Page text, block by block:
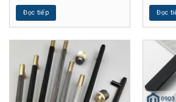
Đọc tiếp Đọc